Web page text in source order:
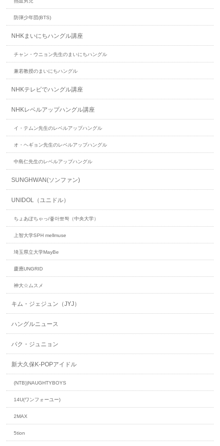
防弾少年団(BTS)
NHKまいにちハングル講座
チャン・ウニョン先生のまいにちハングル
兼若教授のまいにちハングル
NHKテレビでハングル講座
NHKレベルアップハングル講座
イ・テムン先生のレベルアップハングル
オ・ヘギョン先生のレベルアップハングル
中島仁先生のレベルアップハングル
SUNGHWAN(ソンファン)
UNIDOL（ユニドル）
ちょあぽちゃっ/좋아뽀짝（中央大学）
上智大学SPH mellmuse
埼玉県立大学MayBe
慶應UNGRID
神大☆ムスメ
キム・ジェジュン（JYJ）
ハングルニュース
パク・ジュニョン
新大久保K-POPアイドル
(NTB))NAUGHTYBOYS
14U(ワンフォーユー)
2MAX
5tion